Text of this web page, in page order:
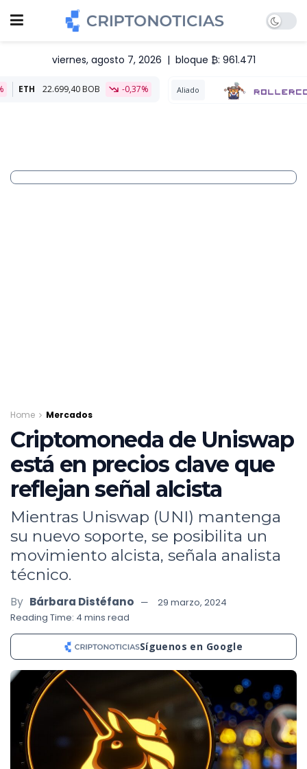
viernes, agosto 7, 2026 | bloque ₿: 961.471
BOB -0,37% Aliado
Home Mercados
Criptomoneda de Uniswap
está en precios clave que
reflejan señal alcista
Mientras Uniswap (UNI) mantenga
su nuevo soporte, se posibilita un
movimiento alcista, señala analista
técnico.
By Bárbara Distéfano
29 marzo, 2024
Reading Time: 4 mins read
Síguenos en Google